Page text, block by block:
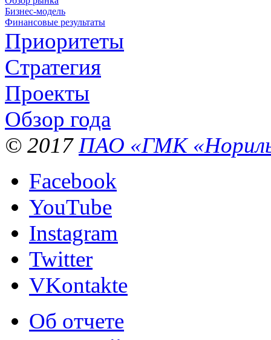
Бизнес-модель
Финансовые результаты
Приоритеты
Стратегия
Проекты
Обзор года
© 2017 ПАО «ГМК
Facebook
YouTube
Instagram
Twitter
VKontakte
Об отчете